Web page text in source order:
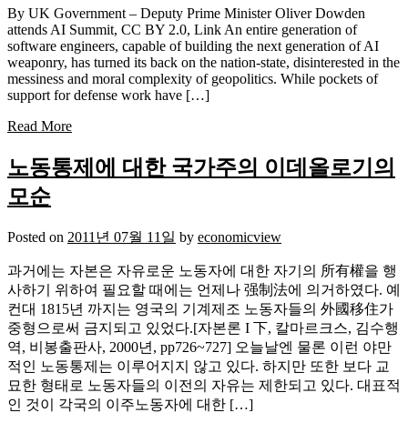
By UK Government – Deputy Prime Minister Oliver Dowden
attends AI Summit, CC BY 2.0, Link An entire generation of
software engineers, capable of building the next generation of AI
weaponry, has turned its back on the nation-state, disinterested in the
messiness and moral complexity of geopolitics. While pockets of
support for defense work have […]
Read More
노동통제에 대한 국가주의 이데올로기의
모순
Posted on 2011년 07월 11일 by economicview
과거에는 자본은 자유로운 노동자에 대한 자기의 所有權을 행
사하기 위하여 필요할 때에는 언제나 强制法에 의거하였다. 예
컨대 1815년 까지는 영국의 기계제조 노동자들의 外國移住가
중형으로써 금지되고 있었다.[자본론 I 下, 칼마르크스, 김수행
역, 비봉출판사, 2000년, pp726~727] 오늘날엔 물론 이런 야만
적인 노동통제는 이루어지지 않고 있다. 하지만 또한 보다 교
묘한 형태로 노동자들의 이전의 자유는 제한되고 있다. 대표적
인 것이 각국의 이주노동자에 대한 […]